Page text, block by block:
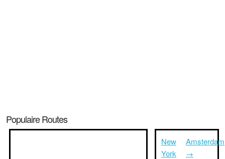
Populaire Routes
New
York
Amsterdam
→